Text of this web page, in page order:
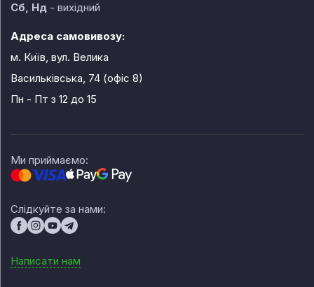
Сб, Нд - вихідний
Адреса самовивозу:
м. Київ, вул. Велика
Васильківська, 74 (офіс 8)
Пн - Пт з 12 до 15
Ми приймаємо:
Слідкуйте за нами:
Написати нам